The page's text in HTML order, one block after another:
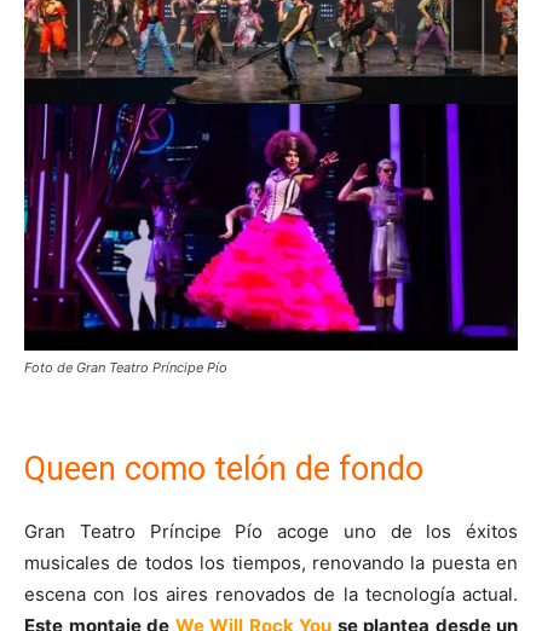
Foto de Gran Teatro Príncipe Pío
Queen como telón de fondo
Gran Teatro Príncipe Pío acoge uno de los éxitos
musicales de todos los tiempos, renovando la puesta en
escena con los aires renovados de la tecnología actual.
Este montaje de We Will Rock You se plantea desde un